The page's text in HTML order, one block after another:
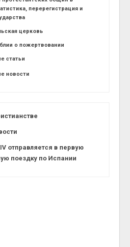
перерегистрация и
церковь
о пожертвовании
статьи
новости
отправляется в первую
поездку по Испании